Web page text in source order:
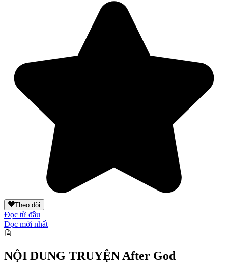
Theo dõi
Đọc từ đầu
Đọc mới nhất
NỘI DUNG TRUYỆN After God